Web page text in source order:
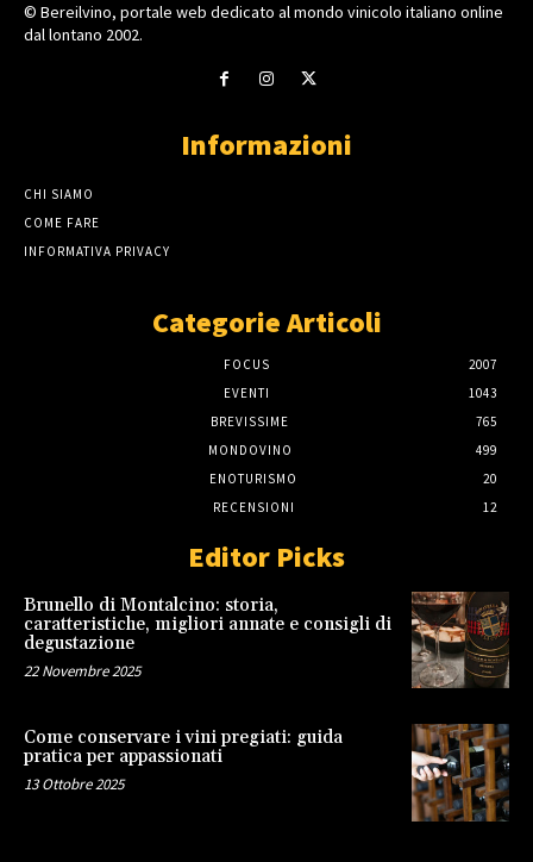
© Bereilvino, portale web dedicato al mondo vinicolo italiano online
dal lontano 2002.
Informazioni
CHI SIAMO
COME FARE
INFORMATIVA PRIVACY
Categorie Articoli
FOCUS
2007
EVENTI
1043
BREVISSIME
765
MONDOVINO
499
ENOTURISMO
20
RECENSIONI
12
Editor Picks
Brunello di Montalcino: storia,
caratteristiche, migliori annate e consigli di
degustazione
22 Novembre 2025
Come conservare i vini pregiati: guida
pratica per appassionati
13 Ottobre 2025